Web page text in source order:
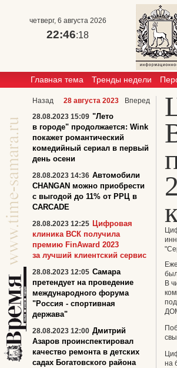
четверг, 6 августа 2026
22:46:18
Главная тема Тренды недели
В
на
Назад 28 августа 2023
Вперед
28.08.2023 15:09 "Лето
в городе" продолжается: Wink
покажет романтический
комедийный сериал в первый
день осени
28.08.2023 14:36 Автомобили
CHANGAN можно приобрести
с выгодой до 11% от РРЦ в
CARCADE
28.08.2023 12:25 Цифровая
клиника ВСК получила
премию FinAward 2023
за лучший клиентский сервис
28.08.2023 12:05 Самара
претендует на проведение
международного форума
"Россия - спортивная
держава"
28.08.2023 12:00 Дмитрий
Азаров проинспектировал
качество ремонта в детских
садах Богатовского района